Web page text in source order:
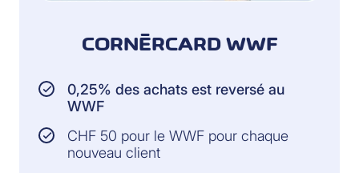
CORNÈRCARD WWF
0,25% des achats est reversé au
WWF
CHF 50 pour le WWF pour chaque
nouveau client